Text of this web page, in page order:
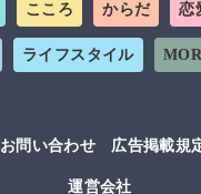
こころ からだ 恋
ライフスタイル
お問い合わせ 広告掲載規
運営会社